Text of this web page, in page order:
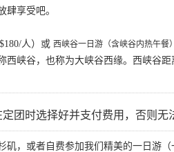
肆享受吧。
人）或 西峡谷一日游（含峡谷内热午餐）
西峡谷，也称为大峡谷西缘。西峡谷
团时选择好并支付费用，否则无
，或者自费参加我们精美的一日游